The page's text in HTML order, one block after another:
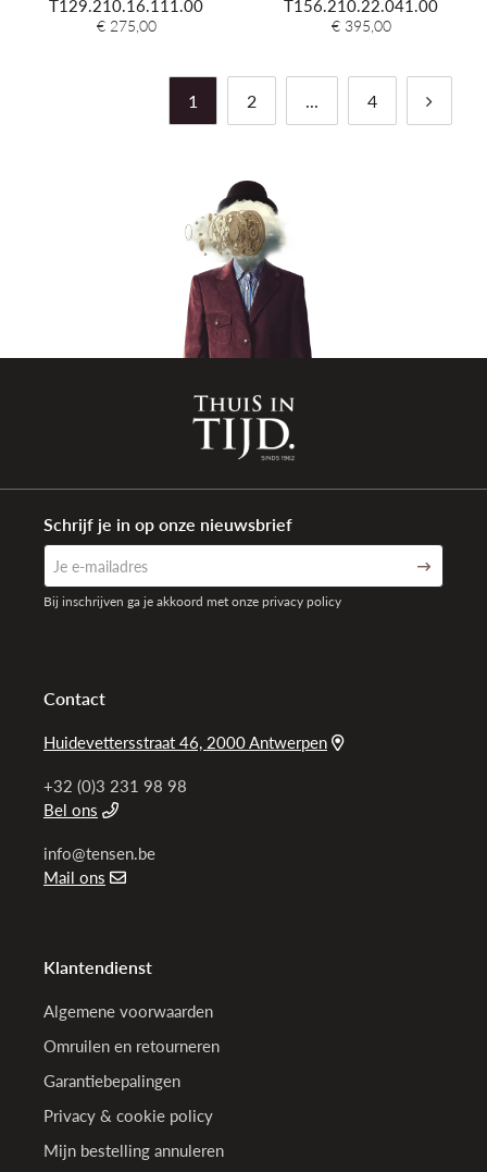
T129.210.16.111.00
€ 275,00
T156.210.22.041.00
€ 395,00
1 2 ... 4
Contact
Huidevettersstraat 46, 2000 Antwerpen
+32 (0)3 231 98 98
Bel ons
info@tensen.be
Mail ons
Klantendienst
Algemene voorwaarden
Omruilen en retourneren
Garantiebepalingen
Privacy & cookie policy
Mijn bestelling annuleren
Schrijf je in op onze nieuwsbrief
Bij inschrijven ga je akkoord met onze privacy policy